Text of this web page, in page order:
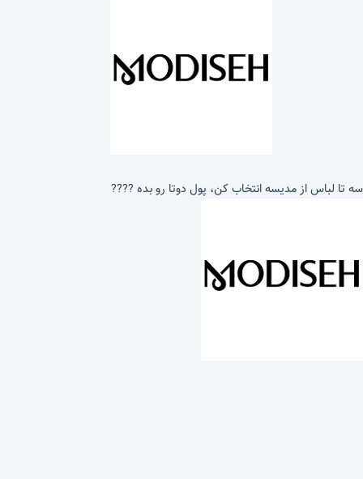
سه تا لباس از مدیسه انتخاب کن، پول دوتا رو بده ????